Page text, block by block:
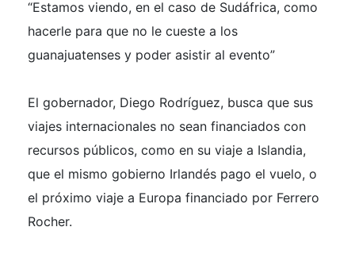
“Estamos viendo, en el caso de Sudáfrica, como
hacerle para que no le cueste a los
guanajuatenses y poder asistir al evento”
El gobernador, Diego Rodríguez, busca que sus
viajes internacionales no sean financiados con
recursos públicos, como en su viaje a Islandia,
que el mismo gobierno Irlandés pago el vuelo, o
el próximo viaje a Europa financiado por Ferrero
Rocher.